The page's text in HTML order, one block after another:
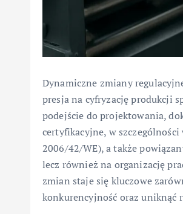
Dynamiczne zmiany
presja na cyfryzację produkcji
podejście do projektowania,
certyfikacyjne, w
2006/42/WE), a także
lecz również na organizację
zmian staje się kluczowe
konkurencyjność oraz uniknąć